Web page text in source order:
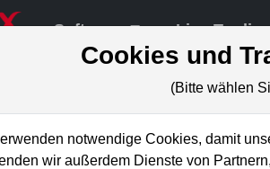
Software Live-
Cookies und
(Bitte wählen
notwendige Cookies, damit
wir außerdem Dienste von